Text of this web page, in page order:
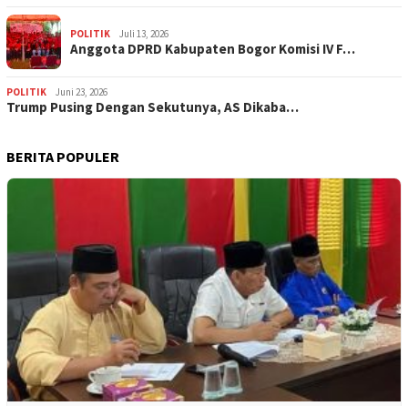
POLITIK Juli 13, 2026
Anggota DPRD Kabupaten Bogor Komisi IV F…
POLITIK Juni 23, 2026
Trump Pusing Dengan Sekutunya, AS Dikaba…
BERITA POPULER